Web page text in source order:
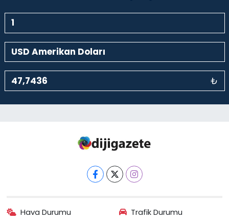
₺
Hava Durumu Trafik Durumu